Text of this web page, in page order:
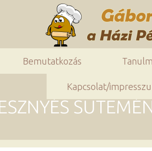
Bemutatkozás
Kapcsolat/